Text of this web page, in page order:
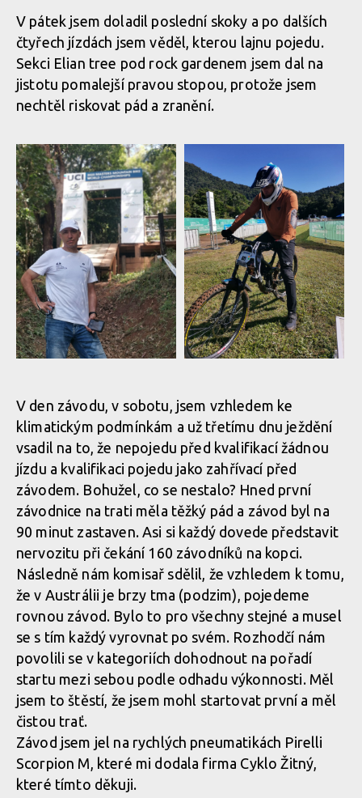
MIlan Suchomel třetí na Mistrovství světa Masters v Cairns
V pátek jsem doladil poslední skoky a po dalších
čtyřech jízdách jsem věděl, kterou lajnu pojedu.
Sekci Elian tree pod rock gardenem jsem dal na
jistotu pomalejší pravou stopou, protože jsem
nechtěl riskovat pád a zranění.
v Cairns
MIlan Suchomel třetí na
Mistrovství světa Masters
v Cairns
MIlan Suchomel třetí na
Mistrovství světa Masters
v Cairns
MIlan Suchomel třetí na
Mistrovství světa Masters
v Cairns
v Cairns
MIlan Suchomel třetí na
Mistrovství světa Masters
v Cairns
MIlan Suchomel třetí na
Mistrovství světa Masters
v Cairns
MIlan Suchomel třetí na
V den závodu, v sobotu, jsem vzhledem ke
klimatickým podmínkám a už třetímu dnu ježdění
vsadil na to, že nepojedu před kvalifikací žádnou
jízdu a kvalifikaci pojedu jako zahřívací před
závodem. Bohužel, co se nestalo? Hned první
závodnice na trati měla těžký pád a závod byl na
90 minut zastaven. Asi si každý dovede představit
nervozitu při čekání 160 závodníků na kopci.
Následně nám komisař sdělil, že vzhledem k tomu,
že v Austrálii je brzy tma (podzim), pojedeme
rovnou závod. Bylo to pro všechny stejné a musel
se s tím každý vyrovnat po svém. Rozhodčí nám
povolili se v kategoriích dohodnout na pořadí
startu mezi sebou podle odhadu výkonnosti. Měl
jsem to štěstí, že jsem mohl startovat první a měl
čistou trať.
Závod jsem jel na rychlých pneumatikách Pirelli
Scorpion M, které mi dodala firma Cyklo Žitný,
které tímto děkuji.